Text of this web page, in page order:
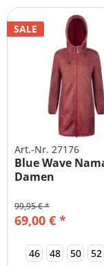
SALE
Art.-Nr. 27176
Blue Wave
Damen
69,00 € *
99,95 € *
46 48 50 52